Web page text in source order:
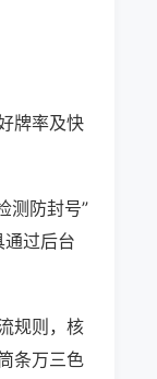
牌率及快
测防封号”
通过后台
规则，核
条万三色